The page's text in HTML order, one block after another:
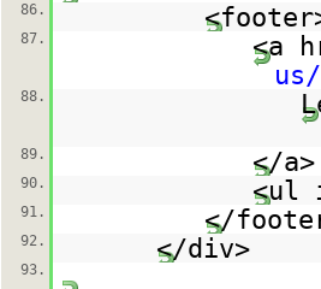
86.
87.
<a
88.
89. </a>
90. <ul
91. </
92. </div>
93.